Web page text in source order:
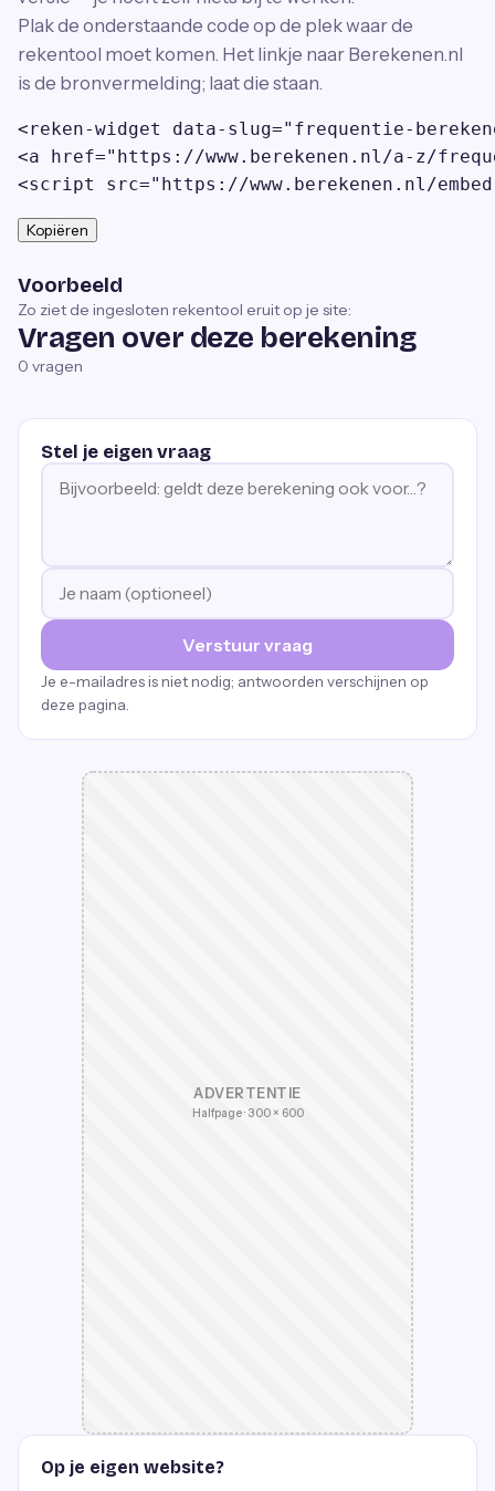
Plak de onderstaande code op de plek waar de
rekentool moet komen. Het linkje naar Berekenen.nl
is de bronvermelding; laat die staan.
<reken-widget data-slug="frequentie-
<a href="https://www.berekenen.nl/a-z/
<script src="https://www.berekenen.nl/
Kopiëren
Voorbeeld
Zo ziet de ingesloten rekentool eruit op je site:
Vragen over deze berekening
0 vragen
Stel je eigen vraag
Verstuur vraag
Je e-mailadres is niet nodig; antwoorden verschijnen op
deze pagina.
ADVERTENTIE
Halfpage · 300 × 600
Op je eigen website?